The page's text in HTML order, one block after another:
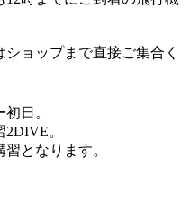
ョップまで直接ご集合く
日。
。
となります。